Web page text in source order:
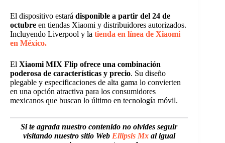
El dispositivo estará disponible a partir del 24 de
octubre en tiendas Xiaomi y distribuidores autorizados.
Incluyendo Liverpool y la tienda en línea de Xiaomi
en México.
El Xiaomi MIX Flip ofrece una combinación
poderosa de características y precio. Su diseño
plegable y especificaciones de alta gama lo convierten
en una opción atractiva para los consumidores
mexicanos que buscan lo último en tecnología móvil.
Si te agrada nuestro contenido no olvides seguir
visitando nuestro sitio Web Ellipsis Mxal igual